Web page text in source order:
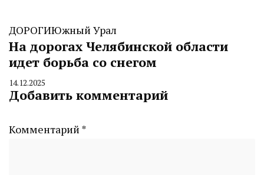
ДОРОГИЮжный Урал
На дорогах Челябинской области
идет борьба со снегом
By
CHELINDUSTRY
14.12.2025
Добавить комментарий
Комментарий *